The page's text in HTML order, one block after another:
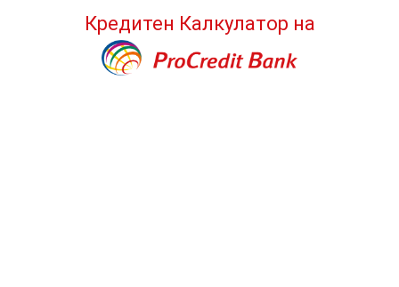
Кредитен Калкулатор на